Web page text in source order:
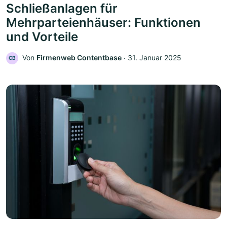
Schließanlagen für
Mehrparteienhäuser: Funktionen
und Vorteile
CB Von Firmenweb Contentbase ‧ 31. Januar 2025